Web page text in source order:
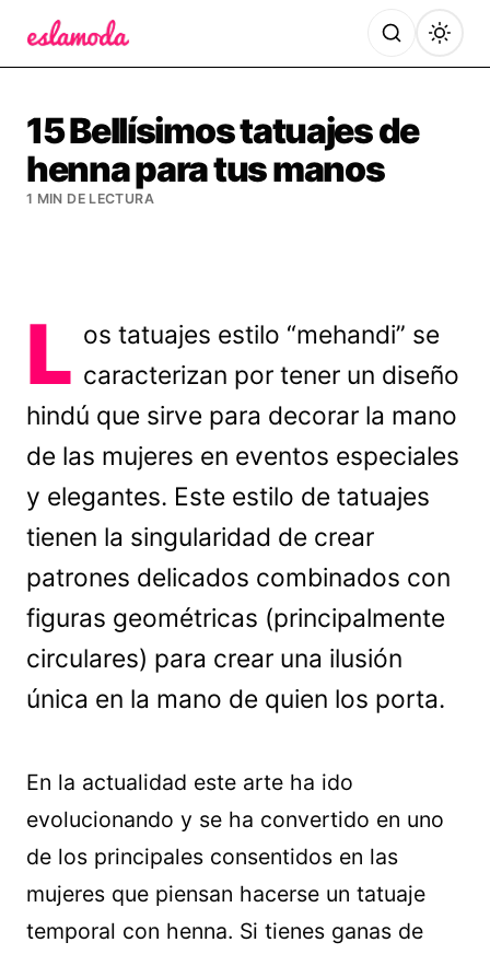
15 Bellísimos tatuajes de
henna para tus manos
1 MIN DE LECTURA
L os tatuajes estilo “mehandi” se
caracterizan por tener un diseño
hindú que sirve para decorar la mano
de las mujeres en eventos especiales
y elegantes. Este estilo de tatuajes
tienen la singularidad de crear
patrones delicados combinados con
figuras geométricas (principalmente
circulares) para crear una ilusión
única en la mano de quien los porta.
En la actualidad este arte ha ido
evolucionando y se ha convertido en uno
de los principales consentidos en las
mujeres que piensan hacerse un tatuaje
temporal con henna. Si tienes ganas de